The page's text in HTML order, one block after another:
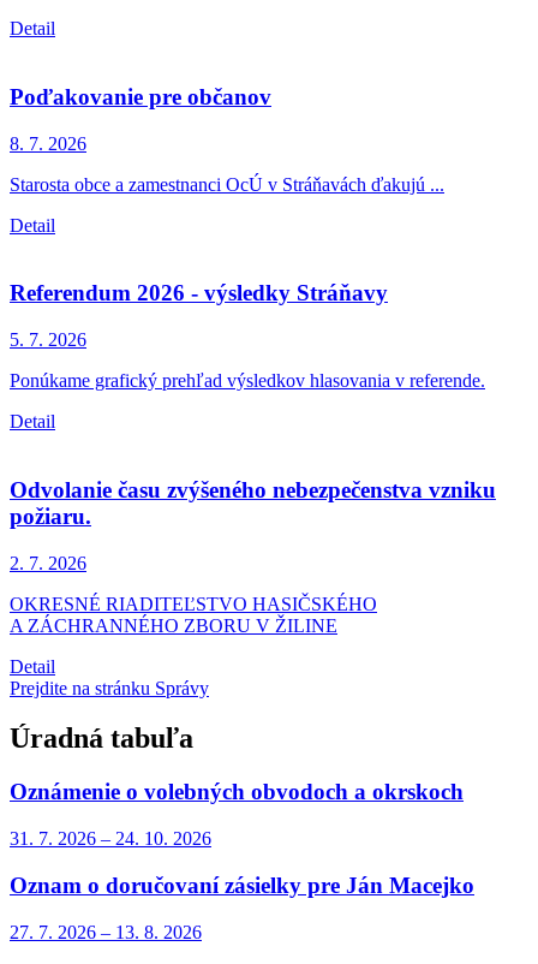
Detail
Poďakovanie pre občanov
8. 7. 2026
Starosta obce a zamestnanci OcÚ v Stráňavách ďakujú ...
Detail
Referendum 2026 - výsledky Stráňavy
5. 7. 2026
Ponúkame grafický prehľad výsledkov hlasovania v referende.
Detail
Odvolanie času zvýšeného nebezpečenstva vzniku
požiaru.
2. 7. 2026
OKRESNÉ RIADITEĽSTVO HASIČSKÉHO
A ZÁCHRANNÉHO ZBORU V ŽILINE
Detail
Prejdite na stránku Správy
Úradná tabuľa
Oznámenie o volebných obvodoch a okrskoch
31. 7. 2026 – 24. 10. 2026
Oznam o doručovaní zásielky pre Ján Macejko
27. 7. 2026 – 13. 8. 2026